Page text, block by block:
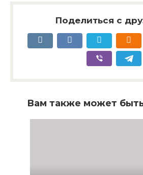
Поделиться с
Вам также может